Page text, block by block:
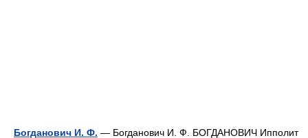
Богданович И. Ф. — Богданович И. Ф. БОГДАНОВИЧ Ипполит